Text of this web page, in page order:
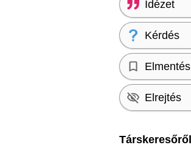
Idézet
Kérdés
Elmentés
Elrejtés
Társkeresőről